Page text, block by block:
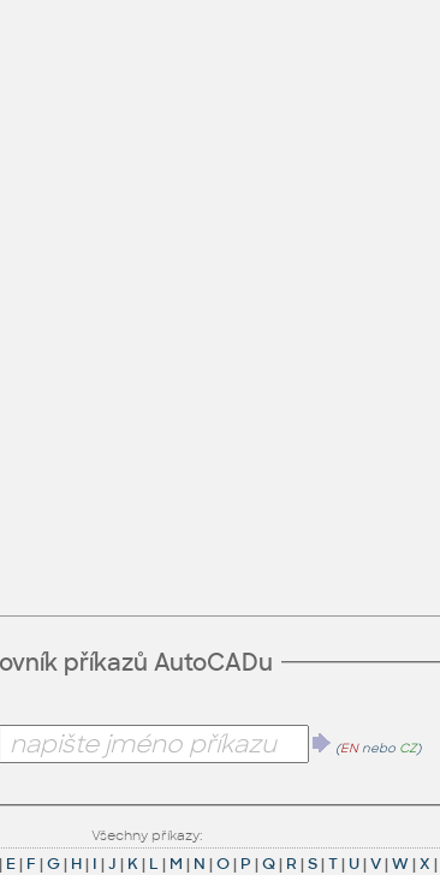
příkazů AutoCADu
(ENnebo CZ)
Všechny příkazy:
E| F |G| H| I |J | K| L | M | N |O| P |Q| R |S|T| U|V|W|X |